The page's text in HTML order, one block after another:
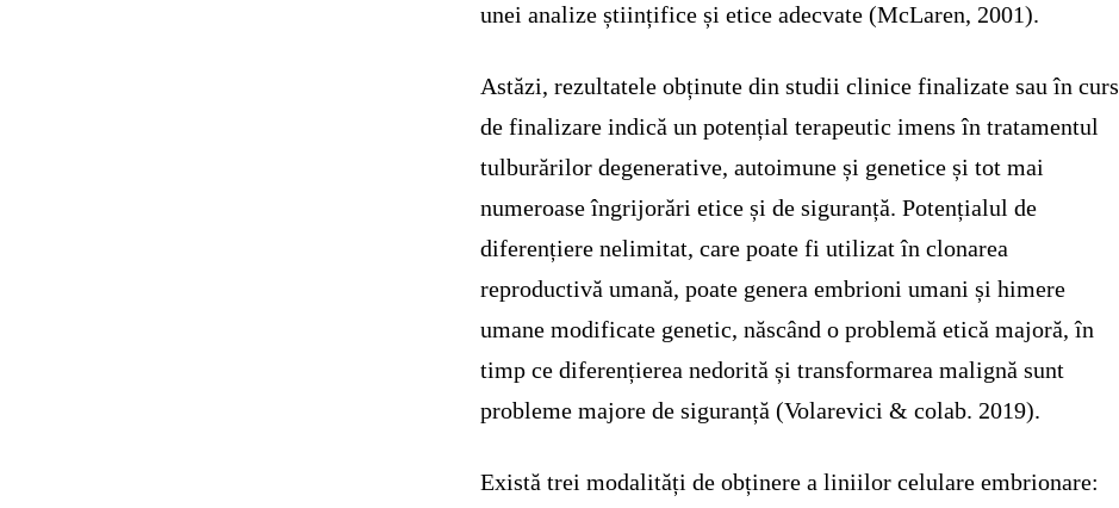
unei analize științifice și etice adecvate (McLaren, 2001).
Astăzi, rezultatele obținute din studii clinice finalizate sau în curs
de finalizare indică un potențial terapeutic imens în tratamentul
tulburărilor degenerative, autoimune și genetice și tot mai
numeroase îngrijorări etice și de siguranță. Potențialul de
diferențiere nelimitat, care poate fi utilizat în clonarea
reproductivă umană, poate genera embrioni umani și himere
umane modificate genetic, născând o problemă etică majoră, în
timp ce diferențierea nedorită și transformarea malignă sunt
probleme majore de siguranță (Volarevici & colab. 2019).
Există trei modalități de obținere a liniilor celulare embrionare: